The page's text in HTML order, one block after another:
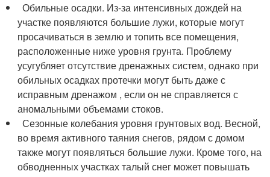
Обильные осадки. Из-за интенсивных дождей на
участке появляются большие лужи, которые могут
просачиваться в землю и топить все помещения,
расположенные ниже уровня грунта. Проблему
усугубляет отсутствие дренажных систем, однако при
обильных осадках протечки могут быть даже с
исправным дренажом , если он не справляется с
аномальными объемами стоков.
Сезонные колебания уровня грунтовых вод. Весной,
во время активного таяния снегов, рядом с домом
также могут появляться большие лужи. Кроме того, на
обводненных участках талый снег может повышать